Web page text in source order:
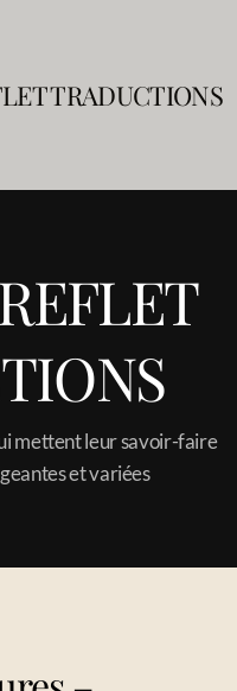
TRADUCTIONS
mettent leur savoir-faire
et variées